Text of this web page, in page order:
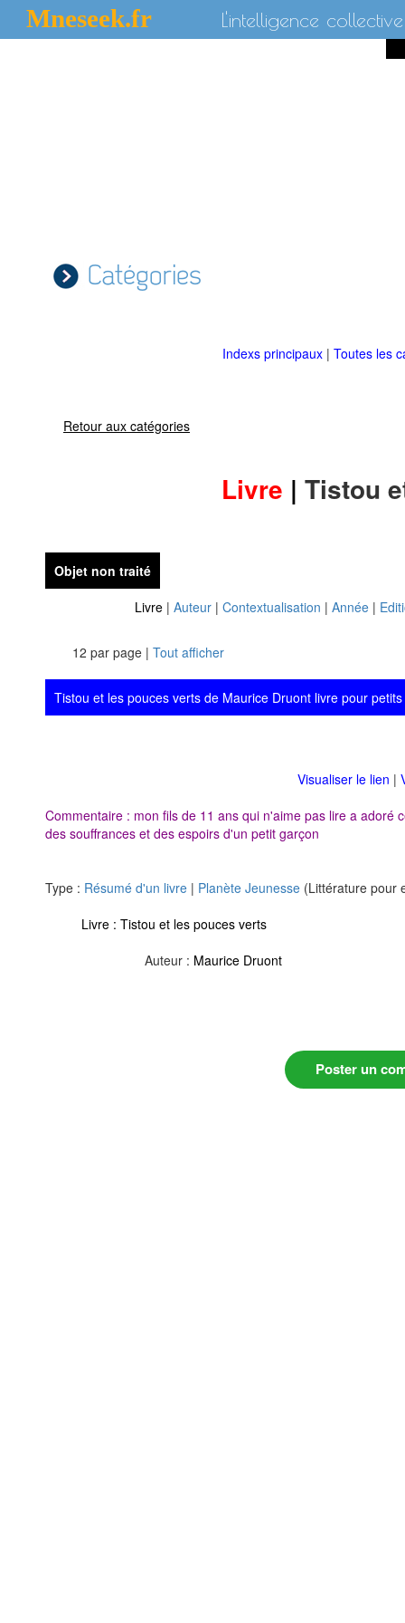
Mneseek.fr L'intelligence collective
Catégories
Indexs principaux | Toutes les
Retour aux catégories
Livre | Tistou
Objet non traité
Livre | Auteur | Contextualisation | Année |
12 par page | Tout afficher
Tistou et les pouces verts de Maurice Druont livre pour
Visualiser le lien |
Commentaire : mon fils de 11 ans qui n'aime pas lire a adoré
des souffrances et des espoirs d'un petit garçon
Type : Résumé d'un livre | Planète Jeunesse (Littérature pour
Livre : Tistou et les pouces verts
Auteur : Maurice Druont
Poster un